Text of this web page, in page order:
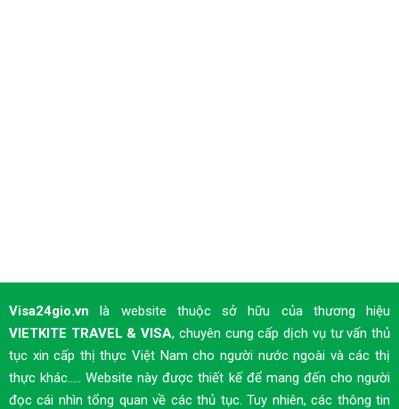
Visa24gio.vn là website thuộc sở hữu của thương hiệu
VIETKITE TRAVEL & VISA, chuyên cung cấp dịch vụ tư vấn thủ
tục xin cấp thị thực Việt Nam cho người nước ngoài và các thị
thực khác..... Website này được thiết kế để mang đến cho người
đọc cái nhìn tổng quan về các thủ tục. Tuy nhiên, các thông tin